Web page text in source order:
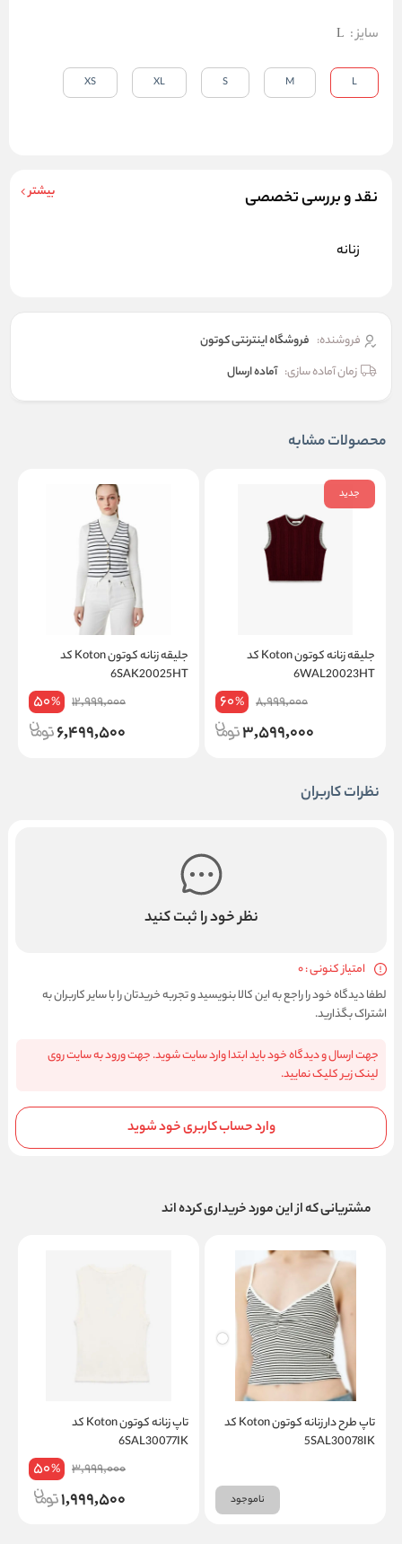
نقد و بررسی تخصصی بیشتر
زنانه
فروشنده: فروشگاه اینترنتی کوتون
زمان آماده سازی: آماده ارسال
سایز:
L
L
M
S
XL
XS
محصولات مشابه
جدید
جلیقه زنانه کوتون Koton کد
6WAL20023HT
8,999,000
60%
3,599,000
جلیقه زنانه کوتون Koton کد
6SAK20025HT
12,999,000
50%
6,499,500
نظرات کاربران
نظر خود را ثبت کنید
امتیاز کنونی : 0
لطفا دیدگاه خود را راجع به این کالا بنویسید و تجربه خریدتان را با سایر کاربران به
اشتراک بگذارید.
جهت ارسال و دیدگاه خود باید ابتدا وارد سایت شوید. جهت ورود به سایت روی
لینک زیر کلیک نمایید.
وارد حساب کاربری خود شوید
مشتریانی که از این مورد خریداری کرده اند
تاپ طرح دار زنانه کوتون Koton کد
5SAL30078IK
ناموجود
تاپ زنانه کوتون Koton کد
6SAL30077IK
3,999,000
50%
1,999,500